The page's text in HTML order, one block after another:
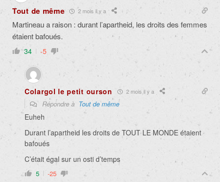
Tout de même 2 mois il y a
Martineau a raison : durant l’apartheid, les droits des femmes
étaient bafoués.
34 -5
Colargol le petit ourson 2 mois il y a
Répondre à Tout de même
Euheh
Durant l’apartheid les droits de TOUT LE MONDE étaient
bafoués
C’était égal sur un osti d’temps
5 -25